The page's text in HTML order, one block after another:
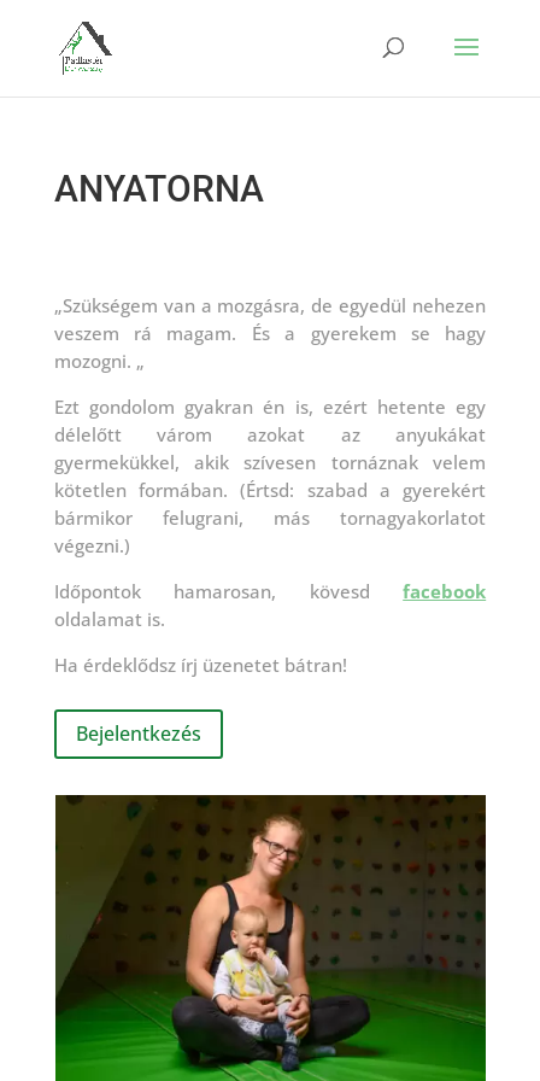
ANYATORNA
„Szükségem van a mozgásra, de egyedül nehezen
veszem rá magam. És a gyerekem se hagy
mozogni. „
Ezt gondolom gyakran én is, ezért hetente egy
délelőtt várom azokat az anyukákat
gyermekükkel, akik szívesen tornáznak velem
kötetlen formában. (Értsd: szabad a gyerekért
bármikor felugrani, más tornagyakorlatot
végezni.)
Időpontok hamarosan, kövesdfacebook
oldalamat is.
Ha érdeklődsz írj üzenetet bátran!
Bejelentkezés